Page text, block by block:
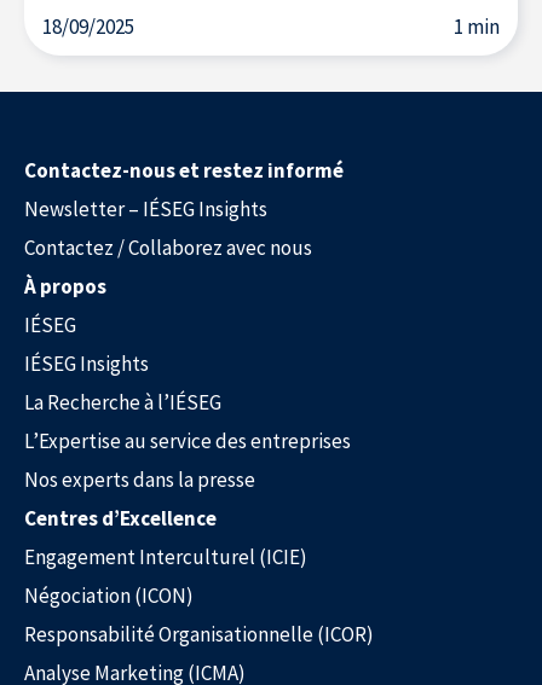
18/09/2025 1 min
Contactez-nous et restez informé
Newsletter – IÉSEG Insights
Contactez / Collaborez avec nous
À propos
IÉSEG
IÉSEG Insights
La Recherche à l’IÉSEG
L’Expertise au service des entreprises
Nos experts dans la presse
Centres d’Excellence
Engagement Interculturel (ICIE)
Négociation (ICON)
Responsabilité Organisationnelle (ICOR)
Analyse Marketing (ICMA)